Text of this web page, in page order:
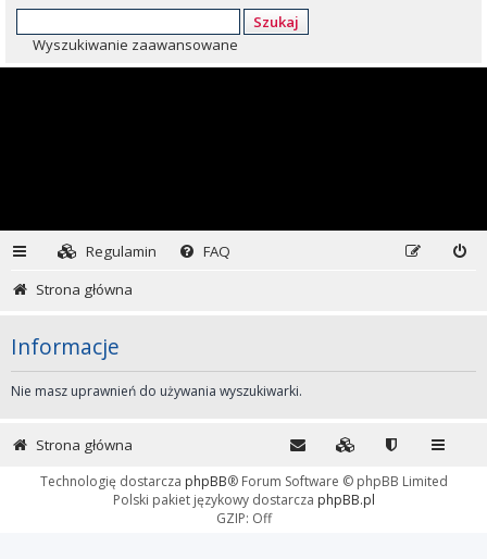
Szukaj
Wyszukiwanie zaawansowane
Regulamin
FAQ
Strona główna
Informacje
Nie masz uprawnień do używania wyszukiwarki.
Strona główna
Technologię dostarcza phpBB® Forum Software © phpBB Limited
Polski pakiet językowy dostarcza phpBB.pl
GZIP: Off